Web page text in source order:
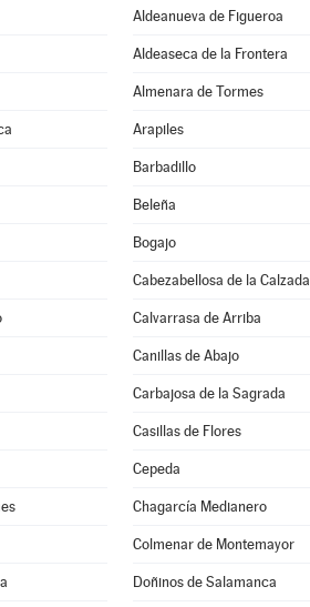
Aldeanueva de Figueroa
Aldeaseca de la Frontera
Almenara de Tormes
Arapiles
Barbadillo
Beleña
Bogajo
Cabezabellosa de la Calzada
Calvarrasa de Arriba
Canillas de Abajo
Carbajosa de la Sagrada
Casillas de Flores
Cepeda
Chagarcía Medianero
Colmenar de Montemayor
Doñinos de Salamanca